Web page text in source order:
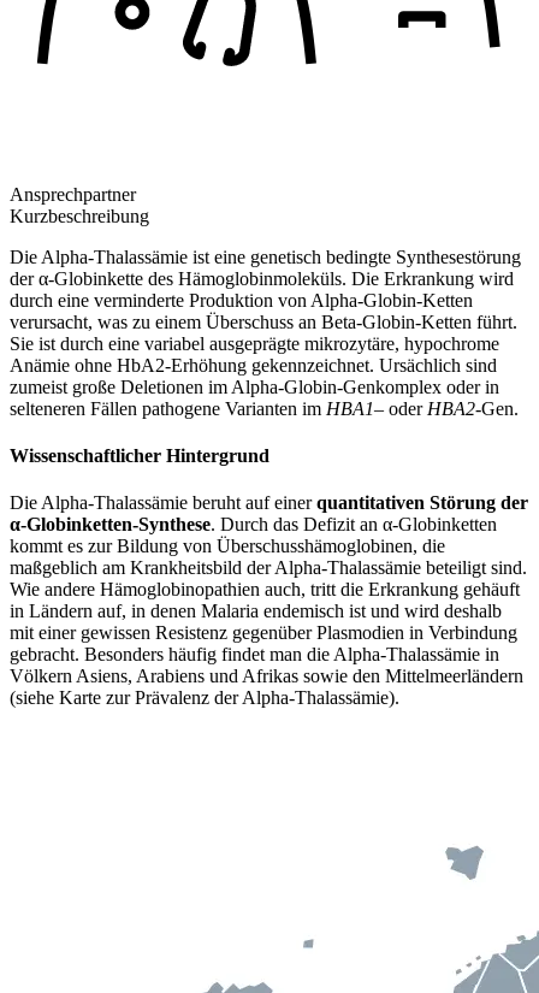
Ansprechpartner
Kurzbeschreibung
Die Alpha-Thalassämie ist eine genetisch bedingte Synthesestörung
der α-Globinkette des Hämoglobinmoleküls. Die Erkrankung wird
durch eine verminderte Produktion von Alpha-Globin-Ketten
verursacht, was zu einem Überschuss an Beta-Globin-Ketten führt.
Sie ist durch eine variabel ausgeprägte mikrozytäre, hypochrome
Anämie ohne HbA2-Erhöhung gekennzeichnet. Ursächlich sind
zumeist große Deletionen im Alpha-Globin-Genkomplex oder in
selteneren Fällen pathogene Varianten im HBA1– oder HBA2-Gen.
Wissenschaftlicher Hintergrund
Die Alpha-Thalassämie beruht auf einerquantitativen Störung der
α-Globinketten-Synthese. Durch das Defizit an α-Globinketten
kommt es zur Bildung von Überschusshämoglobinen, die
maßgeblich am Krankheitsbild der Alpha-Thalassämie beteiligt sind.
Wie andere Hämoglobinopathien auch, tritt die Erkrankung gehäuft
in Ländern auf, in denen Malaria endemisch ist und wird deshalb
mit einer gewissen Resistenz gegenüber Plasmodien in Verbindung
gebracht. Besonders häufig findet man die Alpha-Thalassämie in
Völkern Asiens, Arabiens und Afrikas sowie den Mittelmeerländern
(siehe Karte zur Prävalenz der Alpha-Thalassämie).